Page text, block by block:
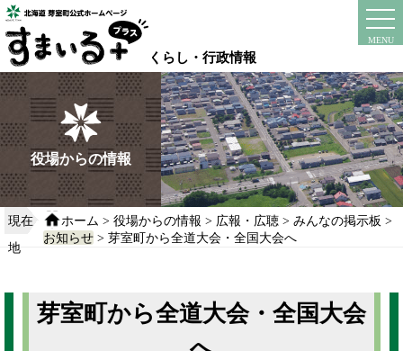
本
文
へ
移
動
る
くらし・行政情報
MENU
instagram
役場からの情報
現在
地
ホーム >役場からの情報 > 広報・広聴 >みんなの掲示板 >
お知らせ > 芽室町から全道大会・全国大会へ
芽室町から全道大会・全国大会